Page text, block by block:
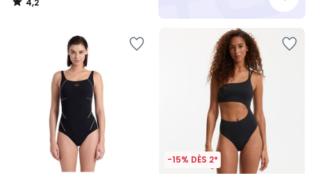
4,2
/
-15% DÈS 2*